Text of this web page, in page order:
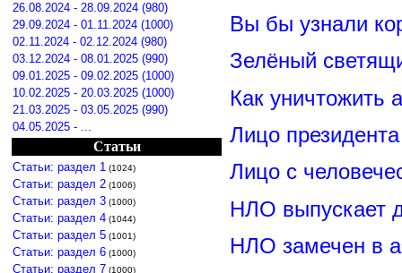
26.08.2024 - 28.09.2024 (980)
29.09.2024 - 01.11.2024 (1000)
02.11.2024 - 02.12.2024 (980)
03.12.2024 - 08.01.2025 (990)
09.01.2025 - 09.02.2025 (1000)
10.02.2025 - 20.03.2025 (1000)
21.03.2025 - 03.05.2025 (990)
04.05.2025 - ...
Статьи
Статьи: раздел 1 (1024)
Статьи: раздел 2 (1006)
Статьи: раздел 3 (1000)
Статьи: раздел 4 (1044)
Статьи: раздел 5 (1001)
Статьи: раздел 6 (1000)
Статьи: раздел 7 (1000)
Вы бы узнали
Зелёный
Как уничтожить
Лицо
Лицо с
НЛО выпускает
НЛО замечен в